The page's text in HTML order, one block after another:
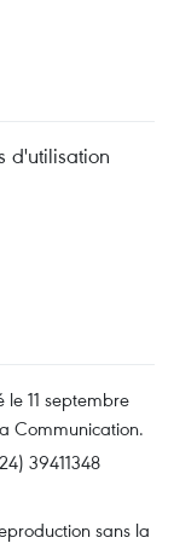
d'utilisation
le 11 septembre
Communication.
39411348
sans la